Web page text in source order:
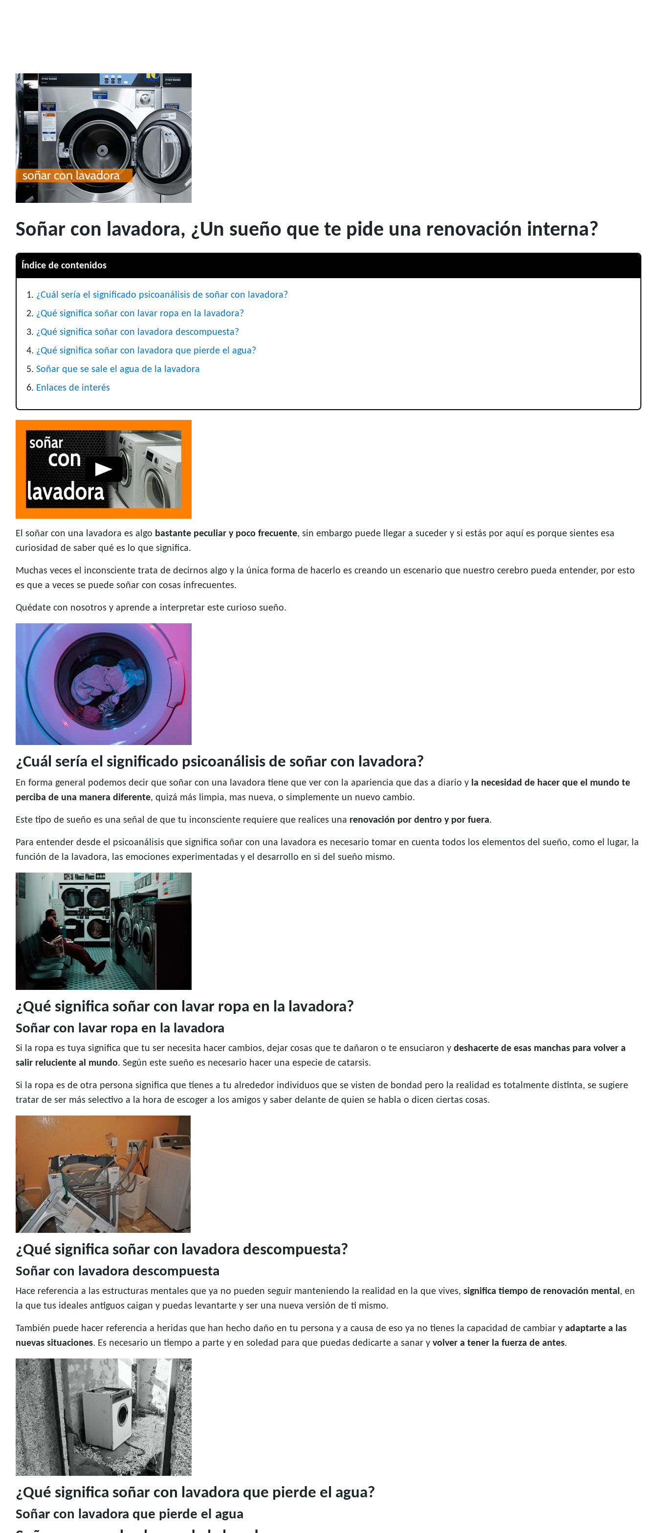
Soñar con lavadora, ¿Un sueño que te pide una renovación interna?
Índice de contenidos
¿Cuál sería el significado psicoanálisis de soñar con lavadora?
¿Qué significa soñar con lavar ropa en la lavadora?
¿Qué significa soñar con lavadora descompuesta?
¿Qué significa soñar con lavadora que pierde el agua?
Soñar que se sale el agua de la lavadora
Enlaces de interés
El soñar con una lavadora es algo bastante peculiar y poco frecuente, sin embargo puede llegar a suceder y si estás por aquí es porque sientes esa
curiosidad de saber qué es lo que significa.
Muchas veces el inconsciente trata de decirnos algo y la única forma de hacerlo es creando un escenario que nuestro cerebro pueda entender, por esto
es que a veces se puede soñar con cosas infrecuentes.
Quédate con nosotros y aprende a interpretar este curioso sueño.
¿Cuál sería el significado psicoanálisis de soñar con lavadora?
En forma general podemos decir que soñar con una lavadora tiene que ver con la apariencia que das a diario y la necesidad de hacer que el mundo te
perciba de una manera diferente, quizá más limpia, mas nueva, o simplemente un nuevo cambio.
Este tipo de sueño es una señal de que tu inconsciente requiere que realices una renovación por dentro y por fuera.
Para entender desde el psicoanálisis que significa soñar con una lavadora es necesario tomar en cuenta todos los elementos del sueño, como el lugar, la
función de la lavadora, las emociones experimentadas y el desarrollo en si del sueño mismo.
¿Qué significa soñar con lavar ropa en la lavadora?
Soñar con lavar ropa en la lavadora
Si la ropa es tuya significa que tu ser necesita hacer cambios, dejar cosas que te dañaron o te ensuciaron y deshacerte de esas manchas para volver a
salir reluciente al mundo. Según este sueño es necesario hacer una especie de catarsis.
Si la ropa es de otra persona significa que tienes a tu alrededor individuos que se visten de bondad pero la realidad es totalmente distinta, se sugiere
tratar de ser más selectivo a la hora de escoger a los amigos y saber delante de quien se habla o dicen ciertas cosas.
¿Qué significa soñar con lavadora descompuesta?
Soñar con lavadora descompuesta
Hace referencia a las estructuras mentales que ya no pueden seguir manteniendo la realidad en la que vives, significa tiempo de renovación mental, en
la que tus ideales antiguos caigan y puedas levantarte y ser una nueva versión de ti mismo.
También puede hacer referencia a heridas que han hecho daño en tu persona y a causa de eso ya no tienes la capacidad de cambiar y adaptarte a las
nuevas situaciones. Es necesario un tiempo a parte y en soledad para que puedas dedicarte a sanar y volver a tener la fuerza de antes.
¿Qué significa soñar con lavadora que pierde el agua?
Soñar con lavadora que pierde el agua